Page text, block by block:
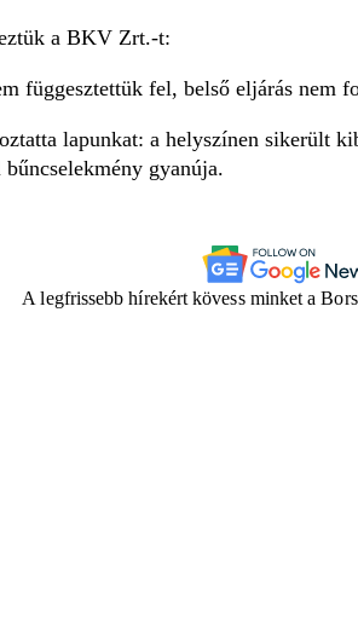
a BKV Zrt.-t:
függesztettük fel, belső eljárás nem
lapunkat: a helyszínen sikerült
gyanúja.
A legfrissebb hírekért kövess minket a